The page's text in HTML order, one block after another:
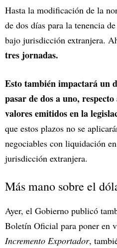
Hasta la modificación de la
de dos días para la tenencia
bajo jurisdicción extranjera.
tres jornadas.
Esto también impactará un
pasar de dos a uno,
valores emitidos en la
que estos plazos no se
negociables con liquidación
jurisdicción extranjera.
Más mano sobre el
Ayer, el Gobierno publicó
Boletín Oficial para poner en
Incremento Exportador,